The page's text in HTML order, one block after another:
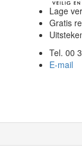
Lage
Gratis
Tel. 00
E-mail